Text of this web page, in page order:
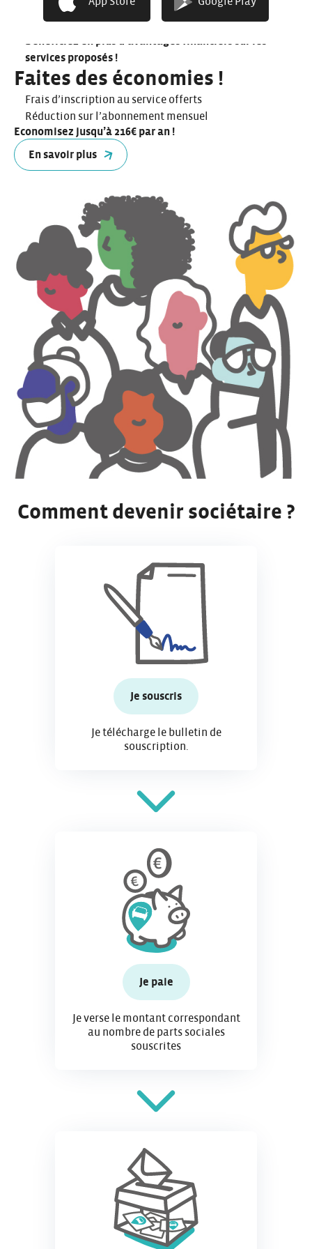
Donnez votre voix !​
Participez à la vie de la coopérative !​
services proposés !
Faites des économies !​
Frais d’inscription au service offerts
Réduction sur l’abonnement mensuel
Economisez jusqu’à 216€ par an !
En savoir plus
Comment devenir sociétaire ?
Je souscris
Je télécharge le bulletin de
souscription.
Je paie
Je verse le montant correspondant
au nombre de parts sociales
souscrites